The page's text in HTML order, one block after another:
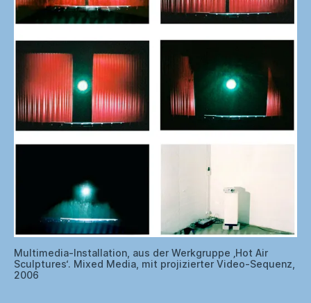
Multimedia-Installation, aus der Werkgruppe ‚Hot Air
Sculptures‘. Mixed Media, mit projizierter Video-Sequenz,
2006